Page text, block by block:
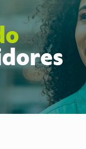
ao Senado as
dez mortos em cinco
de multivacinação
faccionados
o Crime
água potável